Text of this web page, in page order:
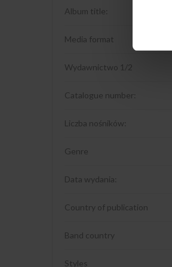
Album title:
Media format
Wydawnictwo 1/2
Catalogue number:
Liczba nośników:
Genre
Data wydania:
Country of publication
Band country
Styles